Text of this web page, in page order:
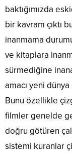
baktığımızda
bir kavram çıktı
inanmama
ve kitaplara
sürmediğine
amacı yeni
Bunu özellikle
filmler genelde
doğru götüren
sistemi kuranlar